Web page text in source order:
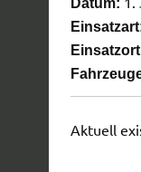
Datum:
Aktuell